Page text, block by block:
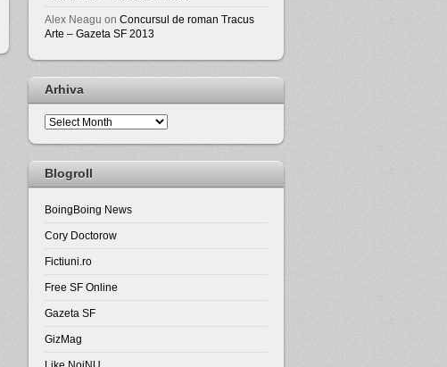
Alex Neagu on Concursul de roman Tracus
Arte – Gazeta SF 2013
Arhiva
Arhiva
Blogroll
BoingBoing News
Cory Doctorow
Fictiuni.ro
Free SF Online
Gazeta SF
GizMag